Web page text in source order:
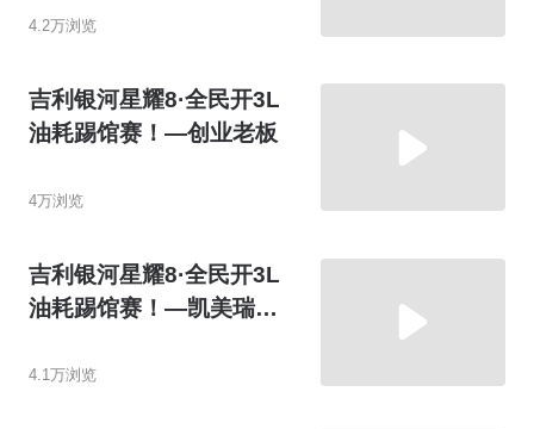
4.2万浏览
吉利银河星耀8·全民开3L
油耗踢馆赛！—创业老板
4万浏览
吉利银河星耀8·全民开3L
油耗踢馆赛！—凯美瑞车
4.1万浏览